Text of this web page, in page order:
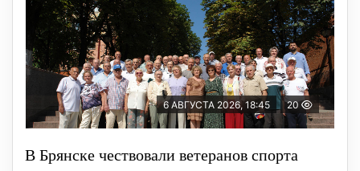
6 АВГУСТА 2026, 18:45 20
В Брянске чествовали ветеранов спорта